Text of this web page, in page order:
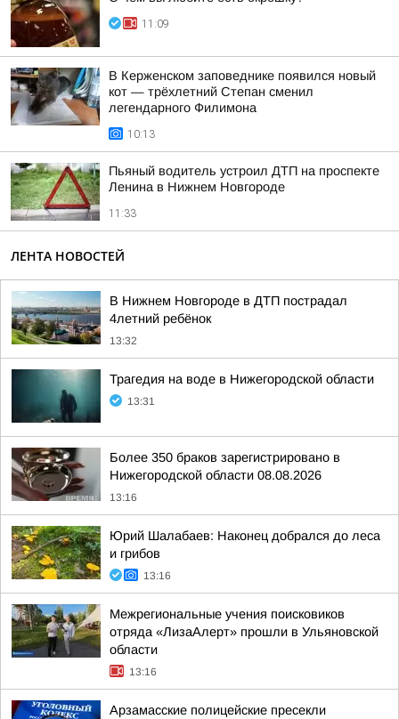
11:09
В Керженском заповеднике появился новый
кот — трёхлетний Степан сменил
легендарного Филимона
10:13
Пьяный водитель устроил ДТП на проспекте
Ленина в Нижнем Новгороде
11:33
ЛЕНТА НОВОСТЕЙ
В Нижнем Новгороде в ДТП пострадал
4летний ребёнок
13:32
Трагедия на воде в Нижегородской области
13:31
Более 350 браков зарегистрировано в
Нижегородской области 08.08.2026
13:16
Юрий Шалабаев: Наконец добрался до леса
и грибов
13:16
Межрегиональные учения поисковиков
отряда «ЛизаАлерт» прошли в Ульяновской
области
13:16
Арзамасские полицейские пресекли